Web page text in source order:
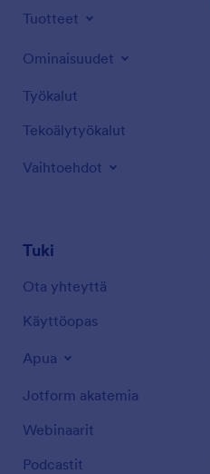
Tuotteet
Ominaisuudet
Työkalut
Tekoälytyökalut
Vaihtoehdot
Tuki
Ota yhteyttä
Käyttöopas
Apua
Jotform akatemia
Webinaarit
Podcastit